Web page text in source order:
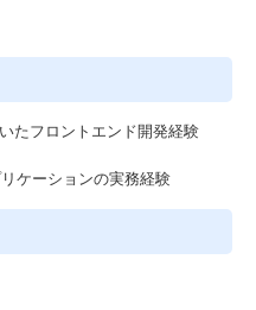
たフロントエンド開発経験
ケーションの実務経験